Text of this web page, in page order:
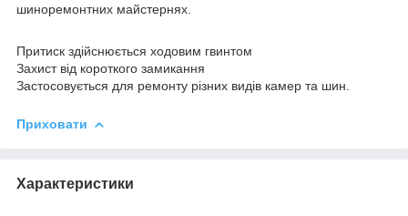
шиноремонтних майстернях.
Притиск здійснюється ходовим гвинтом
Захист від короткого замикання
Застосовується для ремонту різних видів камер та шин.
Приховати
Характеристики